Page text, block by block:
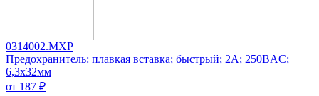
0314002.MXP
Предохранитель: плавкая вставка; быстрый; 2А; 250ВAC;
6,3x32мм
от 187 ₽